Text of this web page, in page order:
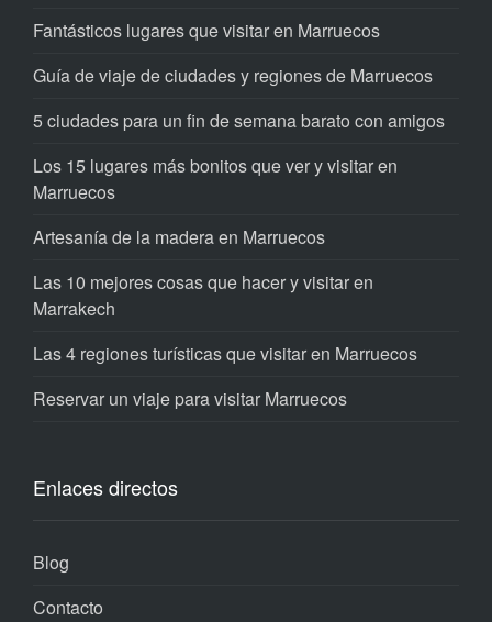
Fantásticos lugares que visitar en Marruecos
Guía de viaje de ciudades y regiones de Marruecos
5 ciudades para un fin de semana barato con amigos
Los 15 lugares más bonitos que ver y visitar en
Marruecos
Artesanía de la madera en Marruecos
Las 10 mejores cosas que hacer y visitar en
Marrakech
Las 4 regiones turísticas que visitar en Marruecos
Reservar un viaje para visitar Marruecos
Enlaces directos
Blog
Contacto